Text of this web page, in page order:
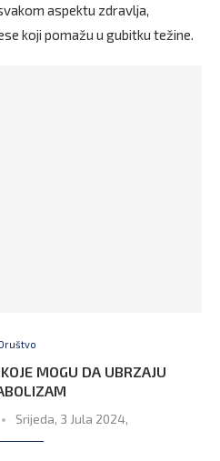
aspektu zdravlja,
koji pomažu u gubitku težine.
MOGU DA UBRZAJU
Srijeda, 3 Jula 2024,